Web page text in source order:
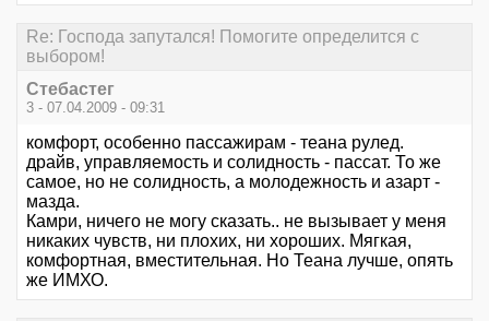
Re: Господа запутался! Помогите определится с
выбором!
Стебастег
3 - 07.04.2009 - 09:31
комфорт, особенно пассажирам - теана рулед.
драйв, управляемость и солидность - пассат. То же
самое, но не солидность, а молодежность и азарт -
мазда.
Камри, ничего не могу сказать.. не вызывает у меня
никаких чувств, ни плохих, ни хороших. Мягкая,
комфортная, вместительная. Но Теана лучше, опять
же ИМХО.